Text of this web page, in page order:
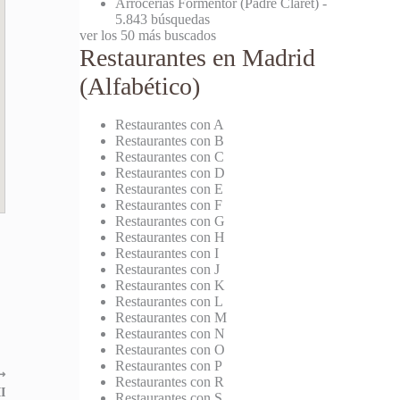
5.843 búsquedas
ver los 50 más buscados
Restaurantes en Madrid
(Alfabético)
Restaurantes con A
Restaurantes con B
Restaurantes con C
Restaurantes con D
Restaurantes con E
Restaurantes con F
Restaurantes con G
Restaurantes con H
Restaurantes con I
Restaurantes con J
Restaurantes con K
Restaurantes con L
Restaurantes con M
Restaurantes con N
Restaurantes con O
Restaurantes con P
Restaurantes con R